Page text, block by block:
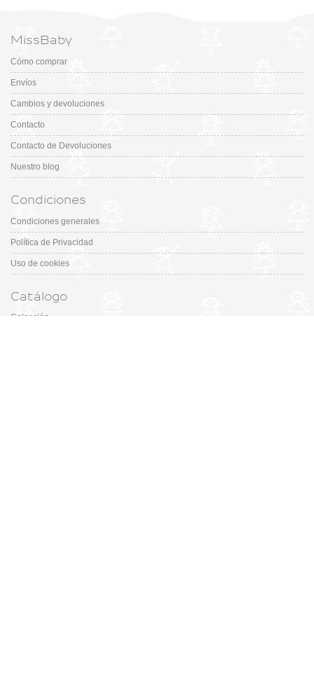
MissBaby
Cómo comprar
Envíos
Cambios y devoluciones
Contacto
Contacto de Devoluciones
Nuestro blog
Condiciones
Condiciones generales
Política de Privacidad
Uso de cookies
Catálogo
Colección